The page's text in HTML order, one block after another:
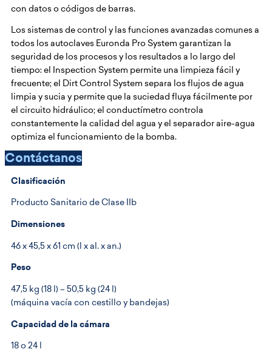
con datos o códigos de barras.
Los sistemas de control y las funciones avanzadas comunes a
todos los autoclaves Euronda Pro System garantizan la
seguridad de los procesos y los resultados a lo largo del
tiempo: el Inspection System permite una limpieza fácil y
frecuente; el Dirt Control System separa los flujos de agua
limpia y sucia y permite que la suciedad fluya fácilmente por
el circuito hidráulico; el conductímetro controla
constantemente la calidad del agua y el separador aire-agua
optimiza el funcionamiento de la bomba.
Contáctanos
Clasificación
Producto Sanitario de Clase IIb
Dimensiones
46 x 45,5 x 61 cm (l x al. x an.)
Peso
47,5 kg (18 l) – 50,5 kg (24 l)
(máquina vacía con cestillo y bandejas)
Capacidad de la cámara
18 o 24 l